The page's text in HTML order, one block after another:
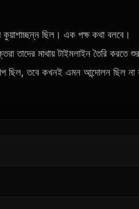
কুয়াশাচ্ছন্ন ছিল। এক পক্ষ কথা বলবে।
তাদের মাথায় টাইমলাইন তৈরি করতে
ছিল, তবে কখনই এমন আন্দোলন ছিল না